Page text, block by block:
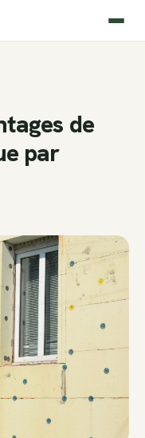
de
par